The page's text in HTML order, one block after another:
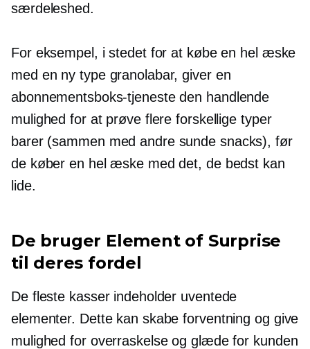
særdeleshed.
For eksempel, i stedet for at købe en hel æske
med en ny type granolabar, giver en
abonnementsboks-tjeneste den handlende
mulighed for at prøve flere forskellige typer
barer (sammen med andre sunde snacks), før
de køber en hel æske med det, de bedst kan
lide.
De bruger Element of Surprise
til deres fordel
De fleste kasser indeholder uventede
elementer. Dette kan skabe forventning og give
mulighed for overraskelse og glæde for kunden